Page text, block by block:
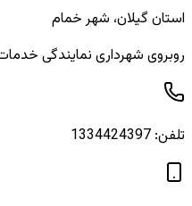
استان گیلان، شهرخمام
روبروی شهرداری نمایندگی
تلفن: 1334424397